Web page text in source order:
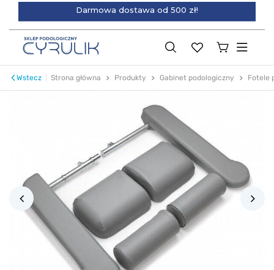
Darmowa dostawa od 500 zł!
Wstecz Strona główna Produkty Gabinet podologiczny Fotele